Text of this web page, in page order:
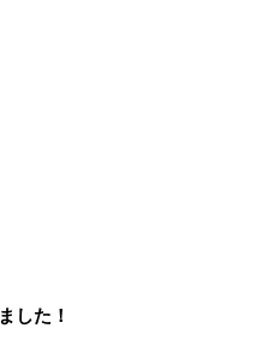
した！